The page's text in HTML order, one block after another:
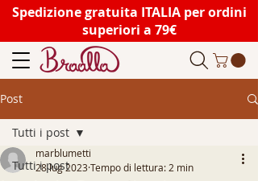
Spedizione gratuita ITALIA per ordini
superiori a 79€
Post
Tutti i post
Tutti i post
marblumetti
28 lug 2023 Tempo di lettura: 2 min